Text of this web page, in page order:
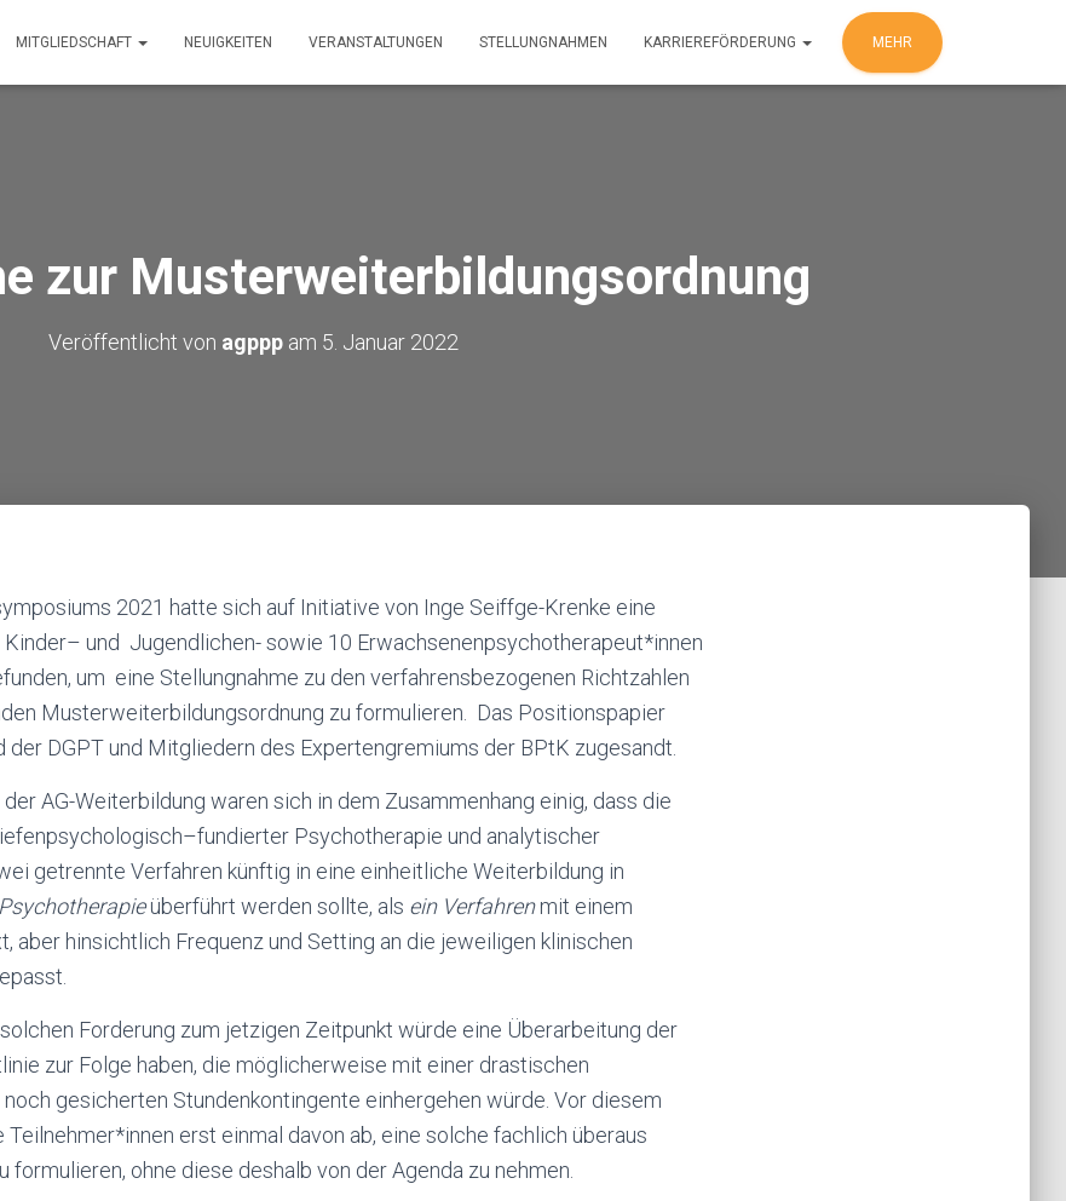
MITGLIEDSCHAFT NEUIGKEITEN VERANSTALTUNGEN STELLUNGNAHMEN KARRIEREFÖRDERUNG MEHR
zur Musterweiterbildungsordnung
Veröffentlicht von agpppam 5. Januar 2022
2021 hatte sich auf Initiative von Inge Seiffge-Krenke eine
und Jugendlichen- sowie 10 Erwachsenenpsychotherapeut*innen
um eine Stellungnahme zu den verfahrensbezogenen Richtzahlen
Musterweiterbildungsordnung zu formulieren. Das Positionspapier
der DGPT und Mitgliedern des Expertengremiums der BPtK zugesandt.
AG-Weiterbildung waren sich in dem Zusammenhang einig, dass die
Psychotherapie und analytischer
getrennte Verfahren künftig in eine einheitliche Weiterbildung in
überführt werden sollte, als ein Verfahrenmit einem
aber hinsichtlich Frequenz und Setting an die jeweiligen klinischen
Forderung zum jetzigen Zeitpunkt würde eine Überarbeitung der
zur Folge haben, die möglicherweise mit einer drastischen
gesicherten Stundenkontingente einhergehen würde. Vor diesem
Teilnehmer*innen erst einmal davon ab, eine solche fachlich überaus
formulieren, ohne diese deshalb von der Agenda zu nehmen.